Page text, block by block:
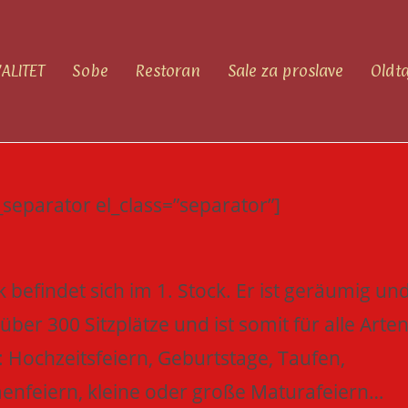
Sobe Restoran Sale za proslave
el_class=”separator”]
befindet sich im 1. Stock. Er ist geräumig
300 Sitzplätze und ist somit für alle Arten
Geburtstage, Taufen,
kleine oder große Maturafeiern…